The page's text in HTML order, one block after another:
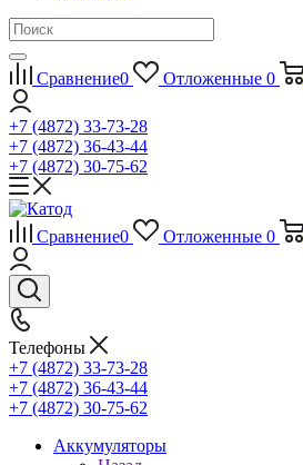
Сравнение0 Отложенные 0
+7 (4872) 33-73-28
+7 (4872) 36-43-44
+7 (4872) 30-75-62
Сравнение0 Отложенные 0
Телефоны
+7 (4872) 33-73-28
+7 (4872) 36-43-44
+7 (4872) 30-75-62
Аккумуляторы